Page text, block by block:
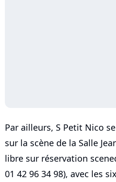
Par ailleurs, S Petit Nico
sur la scène de la Salle
libre sur réservation
01 42 96 34 98), avec les